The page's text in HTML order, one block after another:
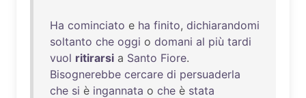
Ha cominciato e ha finito, dichiarandomi
soltanto che oggi o domani al più tardi
vuol ritirarsi a Santo Fiore.
Bisognerebbe cercare di persuaderla
che si è ingannata o che è stata